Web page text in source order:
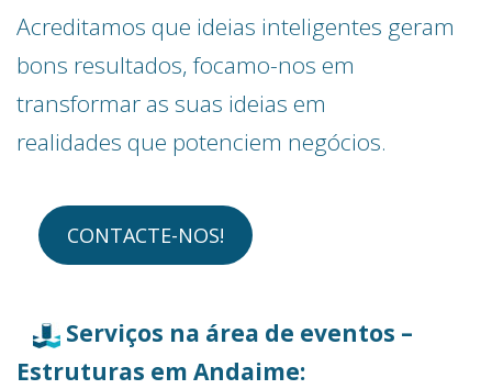
Acreditamos que ideias inteligentes geram
bons resultados, focamo-nos em
transformar as suas ideias em
realidades que potenciem negócios.
CONTACTE-NOS!
Serviços na área de eventos –
Estruturas em Andaime: